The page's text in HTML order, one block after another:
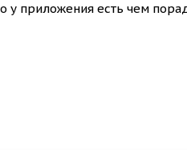
приложения есть чем